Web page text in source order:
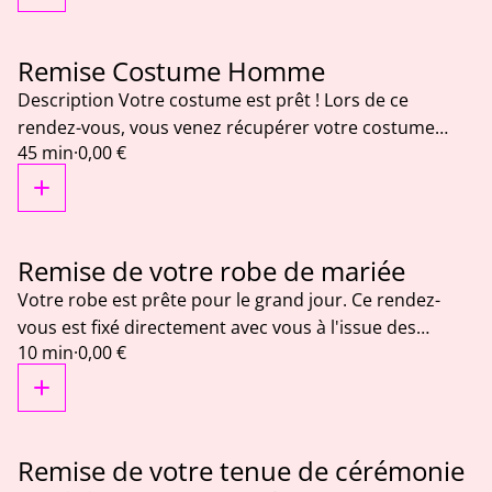
vêtement est examiné avant toute intervention afin de
gratuit avant toute intervention. 📍 Dépôt et retrait
uniquement sur rendez-vous à Fréjus. Durée : 15 min
Remise Costume Homme
Description Votre costume est prêt ! Lors de ce
rendez-vous, vous venez récupérer votre costume
après les retouches réalisées dans notre atelier. Un
dernier essayage est effectué afin de vérifier que tout
est parfaitement ajusté avant la remise. Nous prenons
un résultat soigné et un confort optimal. Ce rendez-
vous est réservé au retrait des costumes retouchés
dans notre atelier.
45 min·0,00 €
Remise de votre robe de mariée
Votre robe est prête pour le grand jour. Ce rendez-
vous est fixé directement avec vous à l'issue des
retouches. Il est réservé à la remise de votre robe de
mariée après les derniers ajustements et le contrôle
final. Nous vérifions ensemble que tout est parfait afin
à Fréjus – uniquement sur rendez-vous. ⚠️ Ce rendez-
10 min·0,00 €
Remise de votre tenue de cérémonie